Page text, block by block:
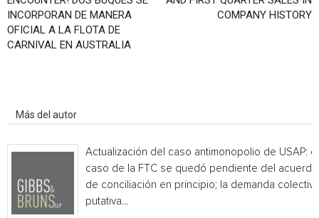
INCORPORAN DE MANERA
OFICIAL A LA FLOTA DE
CARNIVAL EN AUSTRALIA
COMPANY HISTORY
Más del autor
Actualización del caso antimonopolio de USAP: el
caso de la FTC se quedó pendiente del acuerdo
de conciliación en principio; la demanda colectiva
putativa...